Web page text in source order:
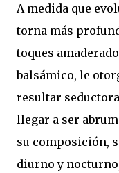
A medida que
torna más
toques
balsámico, le
resultar
llegar a ser
su composición,
diurno y